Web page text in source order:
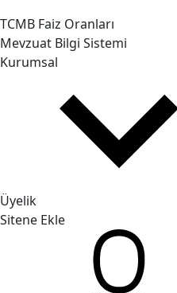
TCMB Faiz Oranları
Mevzuat Bilgi Sistemi
Kurumsal
Üyelik
Sitene Ekle